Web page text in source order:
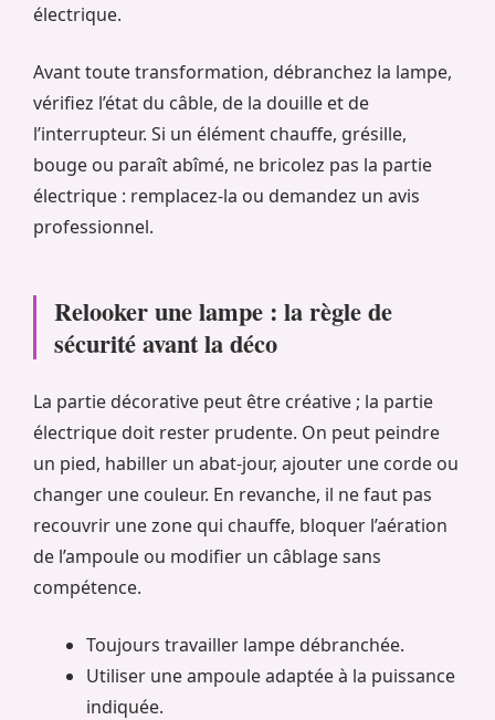
électrique.
Avant toute transformation, débranchez la lampe,
vérifiez l’état du câble, de la douille et de
l’interrupteur. Si un élément chauffe, grésille,
bouge ou paraît abîmé, ne bricolez pas la partie
électrique : remplacez-la ou demandez un avis
professionnel.
Relooker une lampe : la règle de
sécurité avant la déco
La partie décorative peut être créative ; la partie
électrique doit rester prudente. On peut peindre
un pied, habiller un abat-jour, ajouter une corde ou
changer une couleur. En revanche, il ne faut pas
recouvrir une zone qui chauffe, bloquer l’aération
de l’ampoule ou modifier un câblage sans
compétence.
Toujours travailler lampe débranchée.
Utiliser une ampoule adaptée à la puissance
indiquée.